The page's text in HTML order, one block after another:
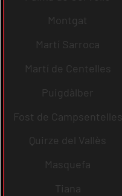
Montgat
Martí Sarroca
Martí de Centelles
Puigdàlber
Fost de Campsentelles
Quirze del Vallès
Masquefa
Tiana